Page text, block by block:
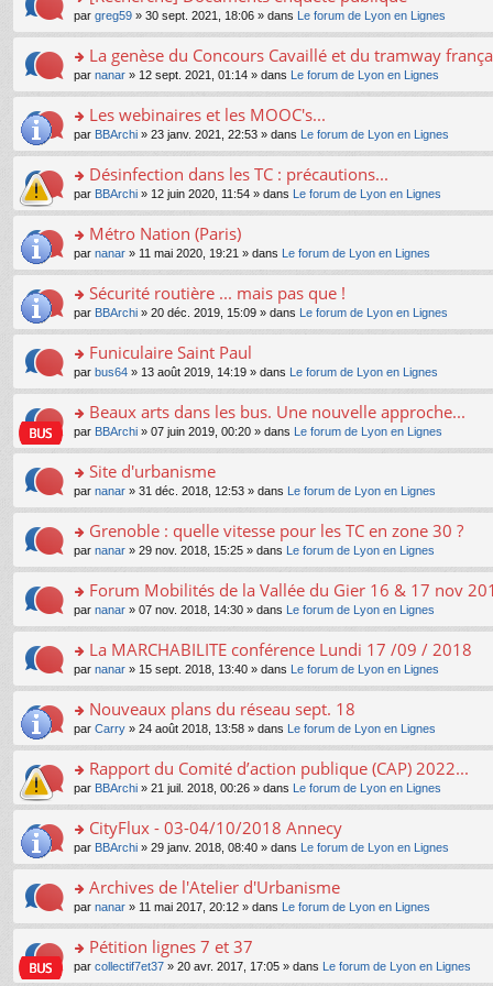
ré
c
e
nt
pl
u
s
ré
c
e
nt
n
le
pl
u
s
ré
c
e
nt
a
g
e
n
n
le
pl
u
s
ré
c
e
nt
e
s
a
g
e
n
n
le
pl
u
s
ré
c
e
nt
ult
er
le
m
e
s
a
g
e
n
n
le
pl
u
s
ré
c
e
nt
o
n
s
ult
er
le
m
e
s
a
g
e
n
n
le
pl
u
s
ré
c
e
nt
par greg59 » 30 sept. 2021, 18:06 » dans Le forum de Lyon en Lignes
o
n
s
ult
er
le
m
e
s
a
g
e
n
n
le
pl
u
s
ré
c
e
nt
La genèse du Concours Cavaillé et du tramway
par nanar » 12 sept. 2021, 01:14 » dans Le forum de Lyon en Lignes
o
n
s
ult
er
le
m
e
s
a
g
e
n
n
le
pl
u
s
ré
c
e
nt
Les webinaires et les MOOC's...
par BBArchi » 23 janv. 2021, 22:53 » dans Le forum de Lyon en Lignes
o
n
s
ult
er
le
m
e
s
a
g
e
n
n
le
pl
u
s
ré
c
e
nt
Désinfection dans les TC : précautions...
par BBArchi » 12 juin 2020, 11:54 » dans Le forum de Lyon en Lignes
o
n
s
ult
er
le
m
e
s
a
g
e
n
n
le
pl
u
s
ré
c
e
nt
Métro Nation (Paris)
par nanar » 11 mai 2020, 19:21 » dans Le forum de Lyon en Lignes
o
n
s
ult
er
le
m
e
s
a
g
e
n
n
le
pl
u
s
ré
c
e
nt
Sécurité routière ... mais pas que !
par BBArchi » 20 déc. 2019, 15:09 » dans Le forum de Lyon en Lignes
o
n
s
ult
er
le
m
e
s
a
g
e
n
n
le
pl
u
s
ré
c
e
nt
Funiculaire Saint Paul
par bus64 » 13 août 2019, 14:19 » dans Le forum de Lyon en Lignes
o
n
s
ult
er
le
m
e
s
a
g
e
n
n
le
pl
u
s
ré
c
e
nt
Beaux arts dans les bus. Une nouvelle approche...
par BBArchi » 07 juin 2019, 00:20 » dans Le forum de Lyon en Lignes
o
n
s
ult
er
le
m
e
s
a
g
e
n
n
le
pl
u
s
ré
c
e
nt
Site d'urbanisme
par nanar » 31 déc. 2018, 12:53 » dans Le forum de Lyon en Lignes
o
n
s
ult
er
le
m
e
s
a
g
e
n
n
le
pl
u
s
ré
c
e
nt
Grenoble : quelle vitesse pour les TC en zone 30 ?
par nanar » 29 nov. 2018, 15:25 » dans Le forum de Lyon en Lignes
o
n
s
ult
er
le
m
e
s
a
g
e
n
n
le
pl
u
s
ré
c
Forum Mobilités de la Vallée du Gier 16 & 17 nov
par nanar » 07 nov. 2018, 14:30 » dans Le forum de Lyon en Lignes
o
n
s
ult
er
le
m
e
s
a
g
e
n
n
le
pl
u
La MARCHABILITE conférence Lundi 17 /09 / 2018
par nanar » 15 sept. 2018, 13:40 » dans Le forum de Lyon en Lignes
o
n
s
ult
er
le
m
e
s
a
g
e
n
n
Nouveaux plans du réseau sept. 18
par Carry » 24 août 2018, 13:58 » dans Le forum de Lyon en Lignes
o
n
s
ult
er
le
m
e
s
a
g
Rapport du Comité d’action publique (CAP) 2022...
par BBArchi » 21 juil. 2018, 00:26 » dans Le forum de Lyon en Lignes
o
n
s
ult
er
le
m
e
s
CityFlux - 03-04/10/2018 Annecy
par BBArchi » 29 janv. 2018, 08:40 » dans Le forum de Lyon en Lignes
o
n
s
ult
er
Archives de l'Atelier d'Urbanisme
par nanar » 11 mai 2017, 20:12 » dans Le forum de Lyon en Lignes
o
n
Pétition lignes 7 et 37
par collectif7et37 » 20 avr. 2017, 17:05 » dans Le forum de Lyon en Lignes